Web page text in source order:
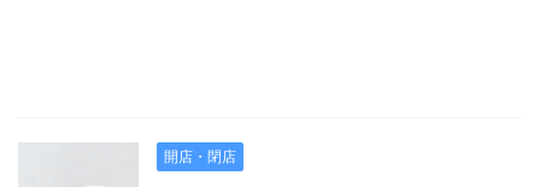
開店・閉店